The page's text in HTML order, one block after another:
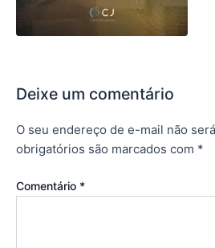
Deixe um comentário
O seu endereço de e-mail não
obrigatórios são marcados com *
Comentário *